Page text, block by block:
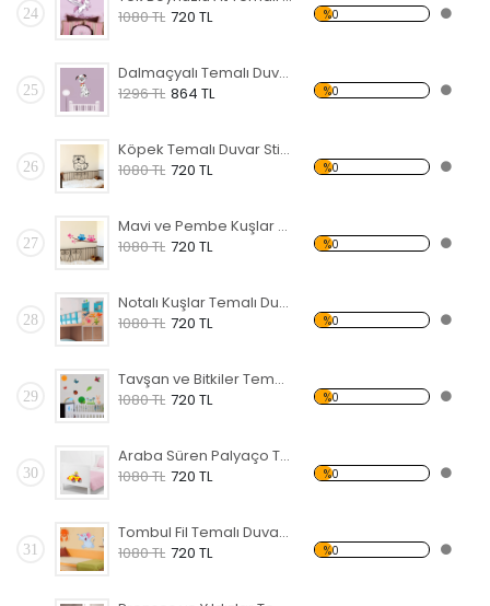
24
1080 TL 720 TL %0
25
Dalmaçyalı Temalı Duvar Sticker
1296 TL 864 TL %0
26
Köpek Temalı Duvar Sticker
1080 TL 720 TL %0
27
Mavi ve Pembe Kuşlar Temalı Duvar Sticker
1080 TL 720 TL %0
28
Notalı Kuşlar Temalı Duvar Sticker
1080 TL 720 TL %0
29
Tavşan ve Bitkiler Temalı Duvar Sticker
1080 TL 720 TL %0
30
Araba Süren Palyaço Temalı Duvar Sticker
1080 TL 720 TL %0
31
Tombul Fil Temalı Duvar Sticker
1080 TL 720 TL %0